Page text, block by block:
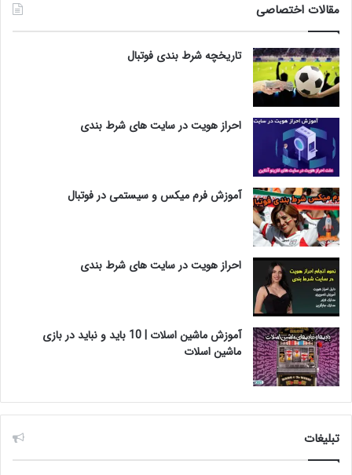
مقالات اختصاصی
تاریخچه شرط بندی فوتبال
احراز هویت در سایت های شرط بندی
آموزش فرم میکس و سیستمی در فوتبال
احراز هویت در سایت های شرط بندی
آموزش ماشین اسلات | 10 باید و نباید در بازی
ماشین اسلات
تبلیغات